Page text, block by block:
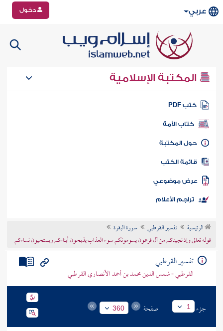
عربي دخول
المكتبة الإسلامية
كتب PDF
كتاب الأمة
المكتبة
الكتب
موضوعي
تراجم الأعلام
الرئيسية تفسير القرطبي
سورة البقرة
قوله تعالى وإذ نجيناكم من آل فرعون يسومونكم سوء العذاب يذبحون أبناءكم ويستحيون نساءكم
تفسير القرطبي
القرطبي - شمس الدين محمد بن أحمد الأنصاري القرطبي
جزء 1 صفحة 360